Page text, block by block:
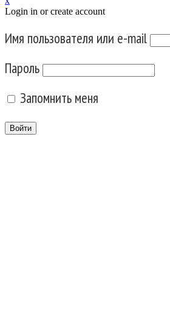
Login in or create account
Имя пользователя или e-mail
Пароль
Запомнить меня